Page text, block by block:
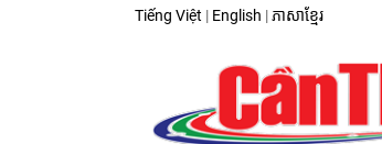
Tiếng Việt | English | ភាសាខ្មែរ